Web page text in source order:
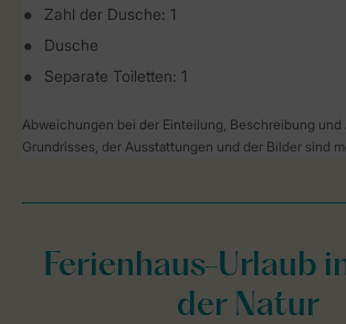
Zahl der Dusche: 1
Dusche
Separate Toiletten: 1
Abweichungen bei der Einteilung, Beschreibung und
Grundrisses, der Ausstattungen und der Bilder sind
Ferienhaus-Urlaub
der Natur